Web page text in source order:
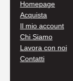
Homepage
Acquista
Il mio account
Chi Siamo
Lavora con noi
Contatti